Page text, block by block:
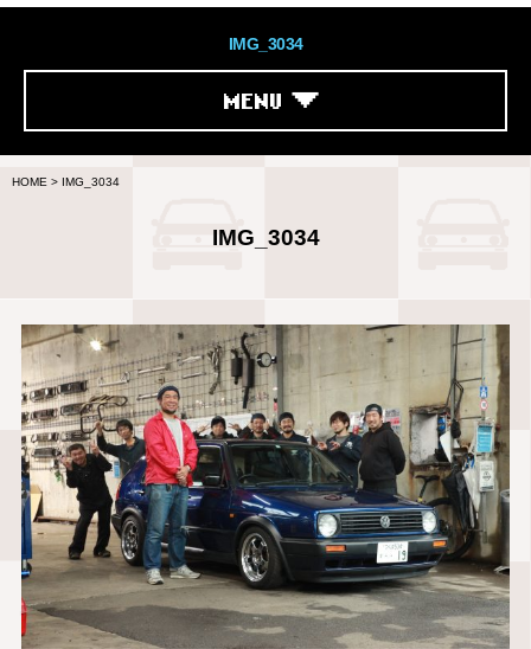
IMG_3034
MENU
HOME > IMG_3034
IMG_3034